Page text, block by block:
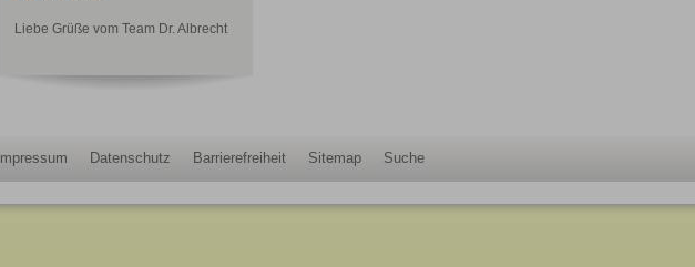
Liebe Grüße vom Team Dr. Albrecht
Impressum Datenschutz Barrierefreiheit Sitemap Suche